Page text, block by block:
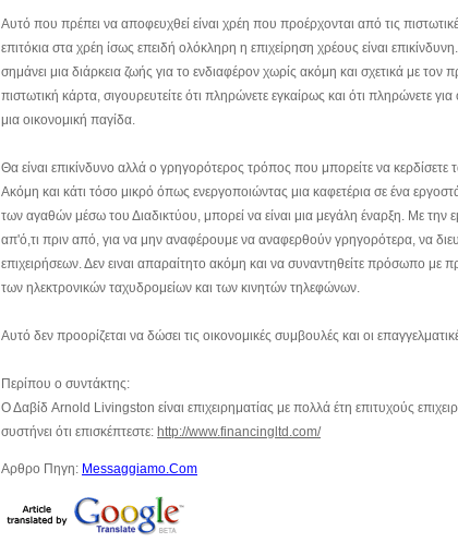
Αυτό που πρέπει να αποφευχθεί είναι χρέη που προέρχονται από τις
επιτόκια στα χρέη ίσως επειδή ολόκληρη η επιχείρηση χρέους είναι
σημάνει μια διάρκεια ζωής για το ενδιαφέρον χωρίς ακόμη και σχετικά με τον
πιστωτική κάρτα, σιγουρευτείτε ότι πληρώνετε εγκαίρως και ότι πληρώνετε
μια οικονομική παγίδα.
Θα είναι επικίνδυνο αλλά ο γρηγορότερος τρόπος που μπορείτε να κερδίσετε
Ακόμη και κάτι τόσο μικρό όπως ενεργοποιώντας μια καφετέρια σε ένα
των αγαθών μέσω του Διαδικτύου, μπορεί να είναι μια μεγάλη έναρξη. Με την
απ'ό,τι πριν από, για να μην αναφέρουμε να αναφερθούν γρηγορότερα, να
επιχειρήσεων. Δεν ειναι απαραίτητο ακόμη και να συναντηθείτε πρόσωπο με
των ηλεκτρονικών ταχυδρομείων και των κινητών τηλεφώνων.
Αυτό δεν προορίζεται να δώσει τις οικονομικές συμβουλές και οι
Περίπου ο συντάκτης:
Ο Δαβίδ Arnold Livingston είναι επιχειρηματίας με πολλά έτη επιτυχούς
συστήνει ότι επισκέπτεστε: http://www.financingltd.com/
Αρθρο Πηγη: Messaggiamo.Com